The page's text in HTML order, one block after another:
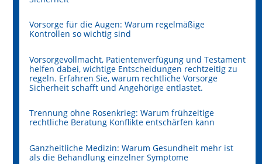
Vorsorge für die Augen: Warum regelmäßige
Kontrollen so wichtig sind
Vorsorgevollmacht, Patientenverfügung und Testament
helfen dabei, wichtige Entscheidungen rechtzeitig zu
regeln. Erfahren Sie, warum rechtliche Vorsorge
Sicherheit schafft und Angehörige entlastet.
Trennung ohne Rosenkrieg: Warum frühzeitige
rechtliche Beratung Konflikte entschärfen kann
Ganzheitliche Medizin: Warum Gesundheit mehr ist
als die Behandlung einzelner Symptome